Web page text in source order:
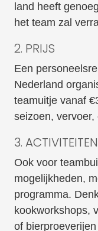
land heeft
het team zal
2. PRIJS
Een
Nederland
teamuitje vanaf
seizoen,
3. ACTIVITEITEN
Ook voor
mogelijkheden,
programma.
kookworkshops,
of